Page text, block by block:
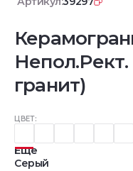
гранит)
ЦВЕТ:
Еще
Серый